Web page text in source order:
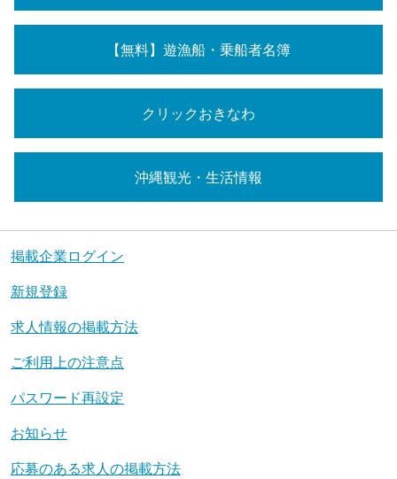
【無料】遊漁船・乗船者名簿
クリックおきなわ
沖縄観光・生活情報
掲載企業ログイン
新規登録
求人情報の掲載方法
ご利用上の注意点
パスワード再設定
お知らせ
応募のある求人の掲載方法